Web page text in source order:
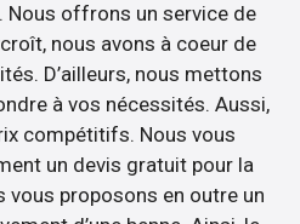
Nous offrons un service de
nous avons à coeur de
D’ailleurs, nous mettons
à vos nécessités. Aussi,
compétitifs. Nous vous
un devis gratuit pour la
vous proposons en outre un